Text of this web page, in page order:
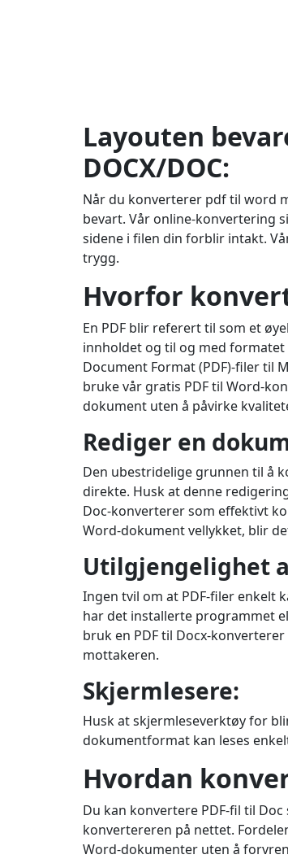
Layouten
DOCX/DOC:
Når du konverterer pdf til word
bevart. Vår online-konvertering
sidene i filen din forblir intakt.
trygg.
Hvorfor
En PDF blir referert til som et
innholdet og til og med
Document Format (PDF)-filer til
bruke vår gratis PDF til Word-
dokument uten å påvirke
Rediger en
Den ubestridelige grunnen til å
direkte. Husk at denne
Doc-konverterer som effektivt
Word-dokument vellykket, blir
Utilgjengelighet
Ingen tvil om at PDF-filer enkelt
har det installerte programmet
bruk en PDF til Docx-
mottakeren.
Skjermlesere:
Husk at skjermleseverktøy for
dokumentformat kan leses
Hvordan
Du kan konvertere PDF-fil til
konvertereren på nettet.
Word-dokumenter uten å